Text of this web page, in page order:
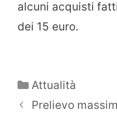
alcuni acquisti
dei 15 euro.
Categorie
Attualità
Prelievo